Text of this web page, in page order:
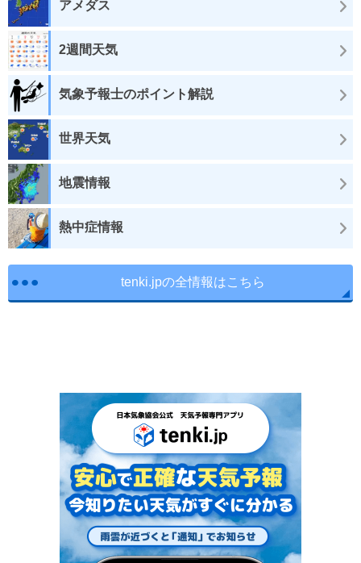
アメダス
2週間天気
気象予報士のポイント解説
世界天気
地震情報
熱中症情報
tenki.jpの全情報はこちら